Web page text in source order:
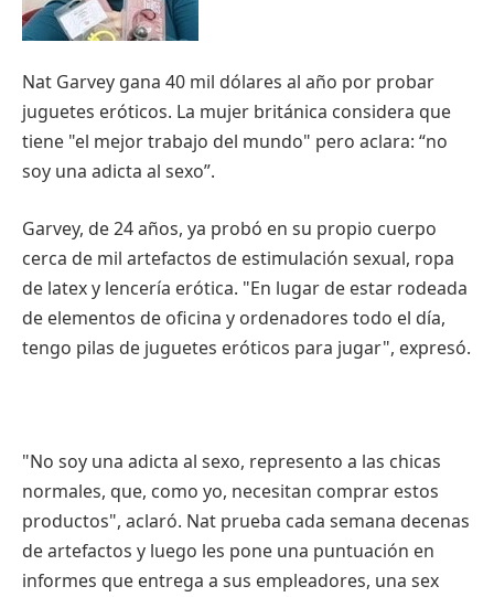
Nat Garvey gana 40 mil dólares al año por probar
juguetes eróticos. La mujer británica considera que
tiene "el mejor trabajo del mundo" pero aclara: “no
soy una adicta al sexo”.
Garvey, de 24 años, ya probó en su propio cuerpo
cerca de mil artefactos de estimulación sexual, ropa
de latex y lencería erótica. "En lugar de estar rodeada
de elementos de oficina y ordenadores todo el día,
tengo pilas de juguetes eróticos para jugar", expresó.
"No soy una adicta al sexo, represento a las chicas
normales, que, como yo, necesitan comprar estos
productos", aclaró. Nat prueba cada semana decenas
de artefactos y luego les pone una puntuación en
informes que entrega a sus empleadores, una sex